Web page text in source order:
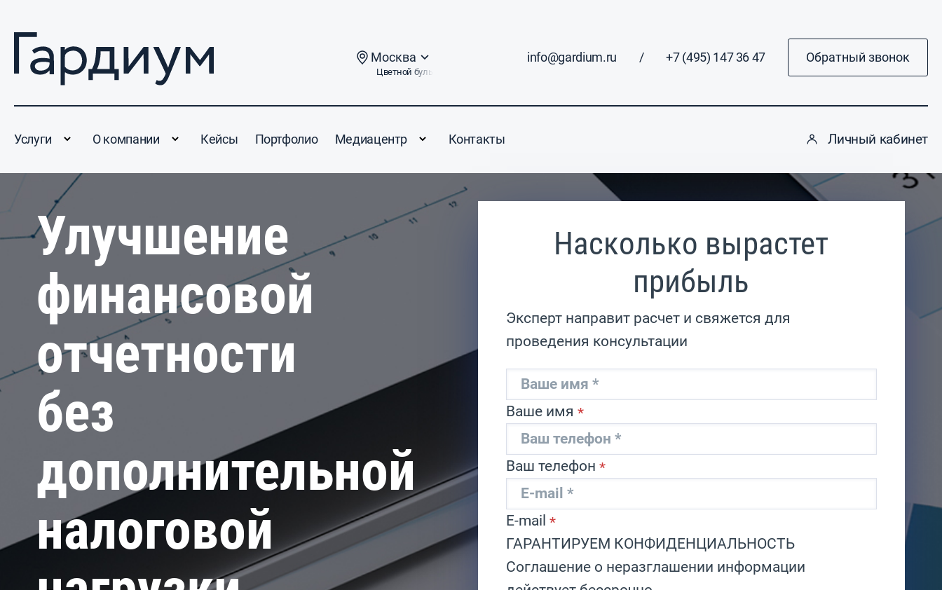
Москва
Цветной бульвар, дом 2
info@gardium.ru / +7 (495) 147 36 47 Обратный звонок
Услуги О компании Кейсы Портфолио Медиацентр Контакты Личный кабинет
Улучшение
финансовой
отчетности
без
дополнительной
налоговой
Насколько вырастет
прибыль
Эксперт направит расчет и свяжется для
проведения консультации
Ваше имя *
Ваш телефон *
E-mail *
ГАРАНТИРУЕМ КОНФИДЕНЦИАЛЬНОСТЬ
Соглашение о неразглашении информации